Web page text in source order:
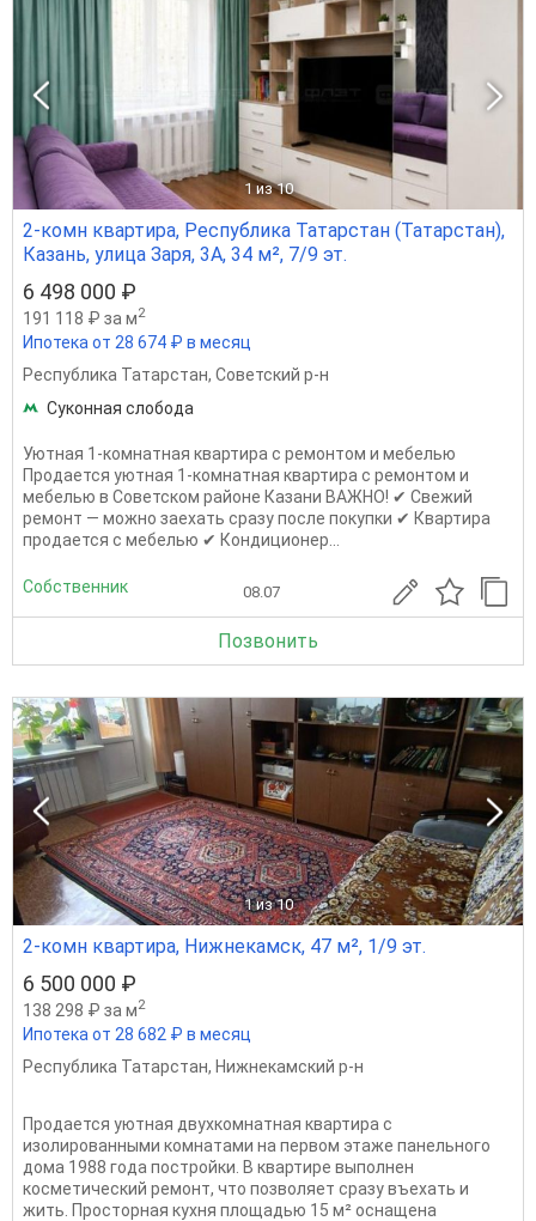
1 из 10
2-комн квартира, Республика Татарстан (Татарстан),
Казань, улица Заря, 3А, 34 м², 7/9 эт.
6 498 000 ₽
191 118 ₽ за м2
Ипотека от 28 674 ₽ в месяц
Республика Татарстан, Советский р-н
Суконная слобода
Уютная 1-комнатная квартира с ремонтом и мебелью
Продается уютная 1-комнатная квартира с ремонтом и
мебелью в Советском районе Казани ВАЖНО! ✔ Свежий
ремонт — можно заехать сразу после покупки ✔ Квартира
продается с мебелью ✔ Кондиционер...
Собственник 08.07
Позвонить
1 из 10
2-комн квартира, Нижнекамск, 47 м², 1/9 эт.
6 500 000 ₽
138 298 ₽ за м2
Ипотека от 28 682 ₽ в месяц
Республика Татарстан, Нижнекамский р-н
Продается уютная двухкомнатная квартира с
изолированными комнатами на первом этаже панельного
дома 1988 года постройки. В квартире выполнен
косметический ремонт, что позволяет сразу въехать и
жить. Просторная кухня площадью 15 м² оснащена